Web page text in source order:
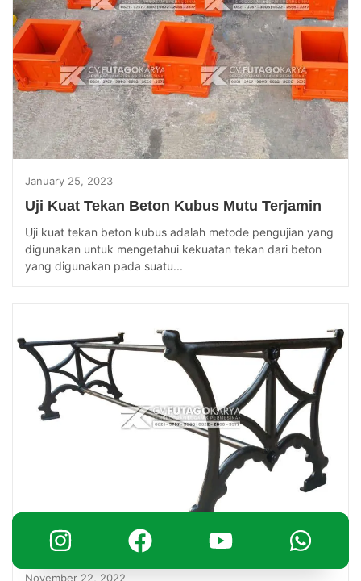
January 25, 2023
Uji Kuat Tekan Beton Kubus Mutu Terjamin
Uji kuat tekan beton kubus adalah metode pengujian yang
digunakan untuk mengetahui kekuatan tekan dari beton
yang digunakan pada suatu...
November 22, 2022